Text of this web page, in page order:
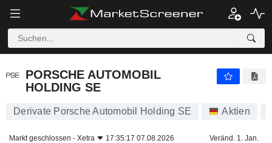
PORSCHE AUTOMOBIL
HOLDING SE
Derivate Porsche Automobil Holding SE Aktien
Markt geschlossen - Xetra 17:35:17 07.08.2026 Veränd. 1. Jan.